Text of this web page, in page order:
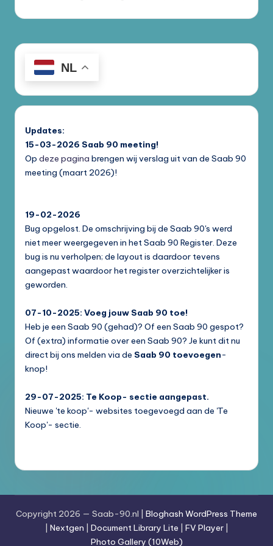
NL
Updates:
15-03-2026 Saab 90 meeting!
Op deze pagina brengen wij verslag uit van de Saab 90
meeting (maart 2026)!
19-02-2026
Bug opgelost. De omschrijving bij de Saab 90's werd
niet meer weergegeven in het Saab 90 Register. Deze
bug is nu verholpen; de layout is daardoor tevens
aangepast waardoor het register overzichtelijker is
geworden.
07-10-2025: Voeg jouw Saab 90 toe!
Heb je een Saab 90 (gehad)? Of een Saab 90 gespot?
Of (extra) informatie over een Saab 90? Je kunt dit nu
direct bij ons melden via de Saab 90 toevoegen-
knop!
29-07-2025: Te Koop- sectie aangepast.
Nieuwe 'te koop'- websites toegevoegd aan de 'Te
Koop'- sectie.
Copyright 2026 — Saab-90.nl | Bloghash WordPress Theme
Nextgen Document Library Lite FV Player|
Photo Gallery (10Web)